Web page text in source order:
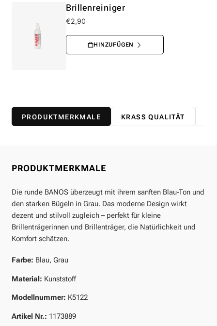
Brillenreiniger
€2,90
PRODUKTMERKMALE KRASS QUALITÄT
PRODUKTMERKMALE
Die runde BANOS überzeugt mit ihrem sanften Blau-Ton und
den starken Bügeln in Grau. Das moderne Design wirkt
dezent und stilvoll zugleich – perfekt für kleine
Brillenträgerinnen und Brillenträger, die Natürlichkeit und
Komfort schätzen.
Farbe: Blau, Grau
Material: Kunststoff
Modellnummer: K5122
Artikel Nr.: 1173889